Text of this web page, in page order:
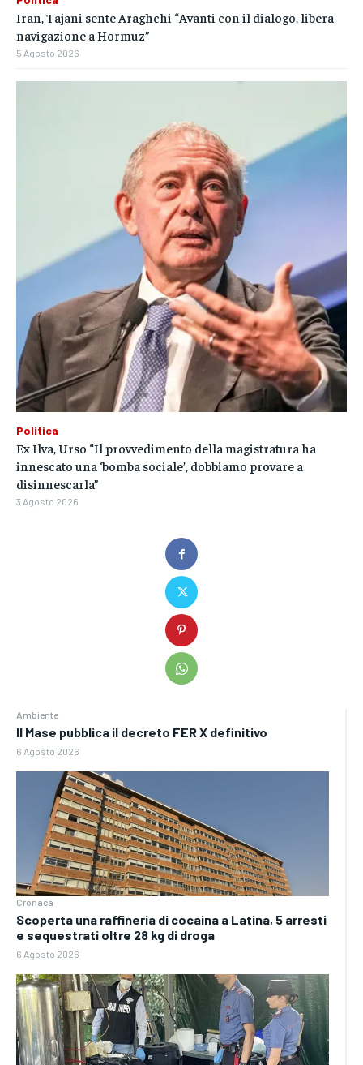
Ambiente
Il Mase pubblica il decreto FER X definitivo
6 Agosto 2026
Cronaca
Scoperta una raffineria di cocaina a Latina, 5 arresti
e sequestrati oltre 28 kg di droga
6 Agosto 2026
Iran, Tajani sente Araghchi “Avanti con il dialogo, libera
navigazione a Hormuz”
5 Agosto 2026
Politica
Ex Ilva, Urso “Il provvedimento della magistratura ha
innescato una ‘bomba sociale’, dobbiamo provare a
disinnescarla”
3 Agosto 2026